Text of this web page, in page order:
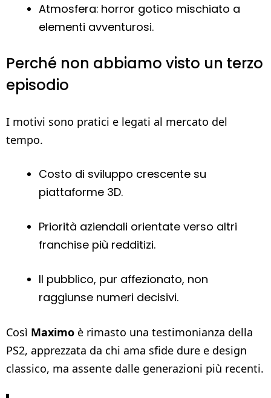
Atmosfera: horror gotico mischiato a
elementi avventurosi.
Perché non abbiamo visto un terzo
episodio
I motivi sono pratici e legati al mercato del
tempo.
Costo di sviluppo crescente su
piattaforme 3D.
Priorità aziendali orientate verso altri
franchise più redditizi.
Il pubblico, pur affezionato, non
raggiunse numeri decisivi.
Così Maximo è rimasto una testimonianza della
PS2, apprezzata da chi ama sfide dure e design
classico, ma assente dalle generazioni più recenti.